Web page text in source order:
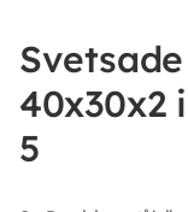
40x30x2
5